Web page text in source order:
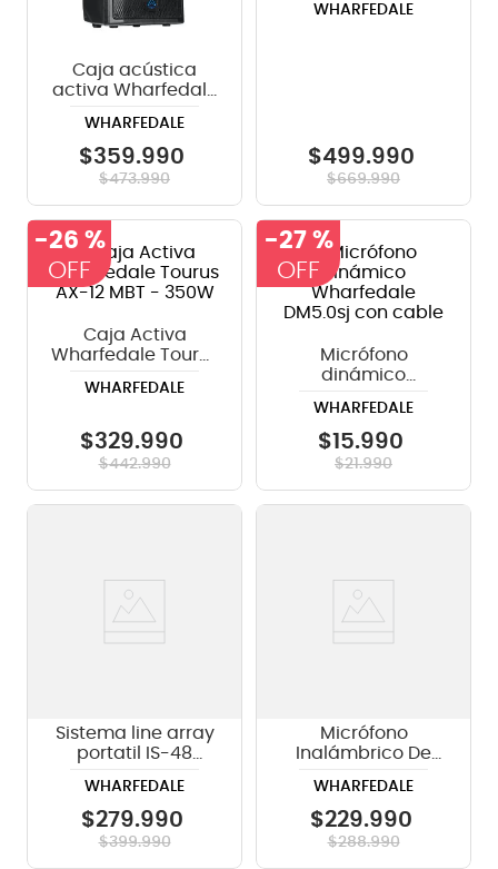
Caja acústica
activa Wharfedale
de 450 Watts
WHARFEDALE
$359.990
$473.990
WHARFEDALE
$499.990
$669.990
-26 %
Caja Activa
Wharfedale Tourus
WHARFEDALE
$329.990
$442.990
-27 %
Micrófono
dinámico
DM5.0sj con cable
WHARFEDALE
$15.990
$21.990
Sistema line array
portatil IS-48
WHARFEDALE
$279.990
$399.990
Micrófono
Inalámbrico De
Wharfedale
Aeroline Duet H -
863-865 MHz
WHARFEDALE
$229.990
$288.990